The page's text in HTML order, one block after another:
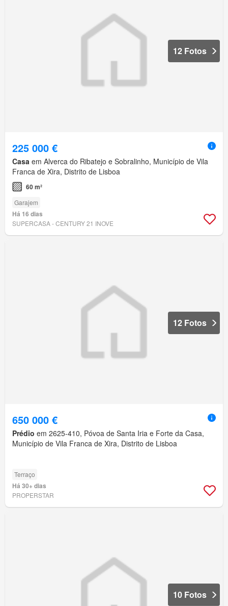
12 Fotos
225 000 €
Casa em Alverca do Ribatejo e Sobralinho, Município de Vila
Franca de Xira, Distrito de Lisboa
60 m²
Garajem
Há 16 dias
SUPERCASA - CENTURY 21 INOVE
12 Fotos
650 000 €
Prédio em 2625-410, Póvoa de Santa Iria e Forte da Casa,
Município de Vila Franca de Xira, Distrito de Lisboa
Terraço
Há 30+ dias
PROPERSTAR
10 Fotos